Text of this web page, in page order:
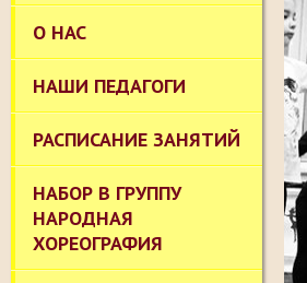
О НАС
НАШИ ПЕДАГОГИ
РАСПИСАНИЕ ЗАНЯТИЙ
НАБОР В ГРУППУ
НАРОДНАЯ
ХОРЕОГРАФИЯ